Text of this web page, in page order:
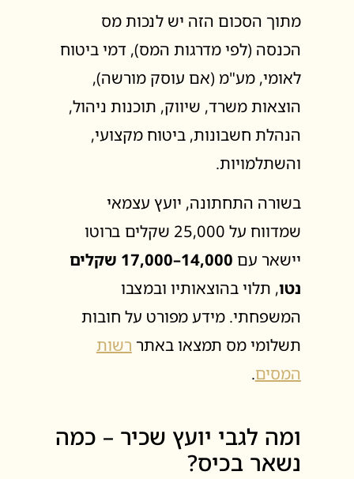
מתוך הסכום הזה יש לנכות מס
הכנסה (לפי מדרגות המס), דמי ביטוח
לאומי, מע"מ (אם עוסק מורשה),
הוצאות משרד, שיווק, תוכנות ניהול,
הנהלת חשבונות, ביטוח מקצועי,
והשתלמויות.
בשורה התחתונה, יועץ עצמאי
שמדווח על 25,000 שקלים ברוטו
יישאר עם
14,000–17,000 שקלים
נטו, תלוי בהוצאותיו ובמצבו
המשפחתי. מידע מפורט על חובות
תשלומי מס תמצאו באתר רשות
המסים.
ומה לגבי יועץ שכיר – כמה
נשאר בכיס?